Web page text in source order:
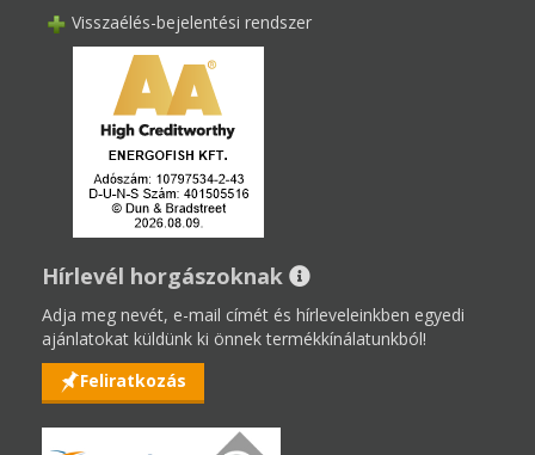
Visszaélés-bejelentési rendszer
Hírlevél horgászoknak
Adja meg nevét, e-mail címét és hírleveleinkben egyedi
ajánlatokat küldünk ki önnek termékkínálatunkból!
Feliratkozás